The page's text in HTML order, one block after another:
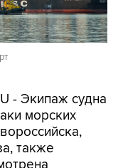
- Экипаж судна
морских
также